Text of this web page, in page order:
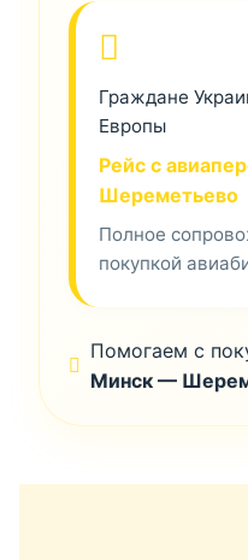
Граждане
Европы
Рейс с
Шереметьево
Полное
покупкой
Помогаем с
Минск —